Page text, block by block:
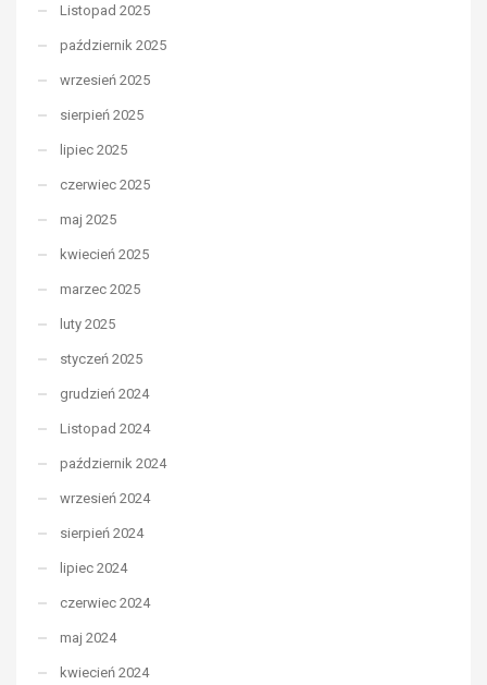
Listopad 2025
październik 2025
wrzesień 2025
sierpień 2025
lipiec 2025
czerwiec 2025
maj 2025
kwiecień 2025
marzec 2025
luty 2025
styczeń 2025
grudzień 2024
Listopad 2024
październik 2024
wrzesień 2024
sierpień 2024
lipiec 2024
czerwiec 2024
maj 2024
kwiecień 2024